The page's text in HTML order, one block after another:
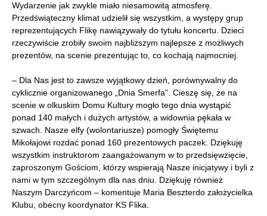
Wydarzenie jak zwykle miało niesamowitą atmosferę.
Przedświąteczny klimat udzielił się wszystkim, a występy grup
reprezentujących Flikę nawiązywały do tytułu koncertu. Dzieci
rzeczywiście zrobiły swoim najbliższym najlepsze z możliwych
prezentów, na scenie prezentując to, co kochają najmocniej.
– Dla Nas jest to zawsze wyjątkowy dzień, porównywalny do
cyklicznie organizowanego „Dnia Smerfa”. Cieszę się, że na
scenie w olkuskim Domu Kultury mogło tego dnia wystąpić
ponad 140 małych i dużych artystów, a widownia pękała w
szwach. Nasze elfy (wolontariusze) pomogły Świętemu
Mikołajowi rozdać ponad 160 prezentowych paczek. Dziękuję
wszystkim instruktorom zaangażowanym w to przedsięwzięcie,
zaproszonym Gościom, którzy wspierają Nasze inicjatywy i byli z
nami w tym szczególnym dla nas dniu. Dziękuję również
Naszym Darczyńcom – komentuje Maria Beszterdo założycielka
Klubu, obecny koordynator KS Flika.